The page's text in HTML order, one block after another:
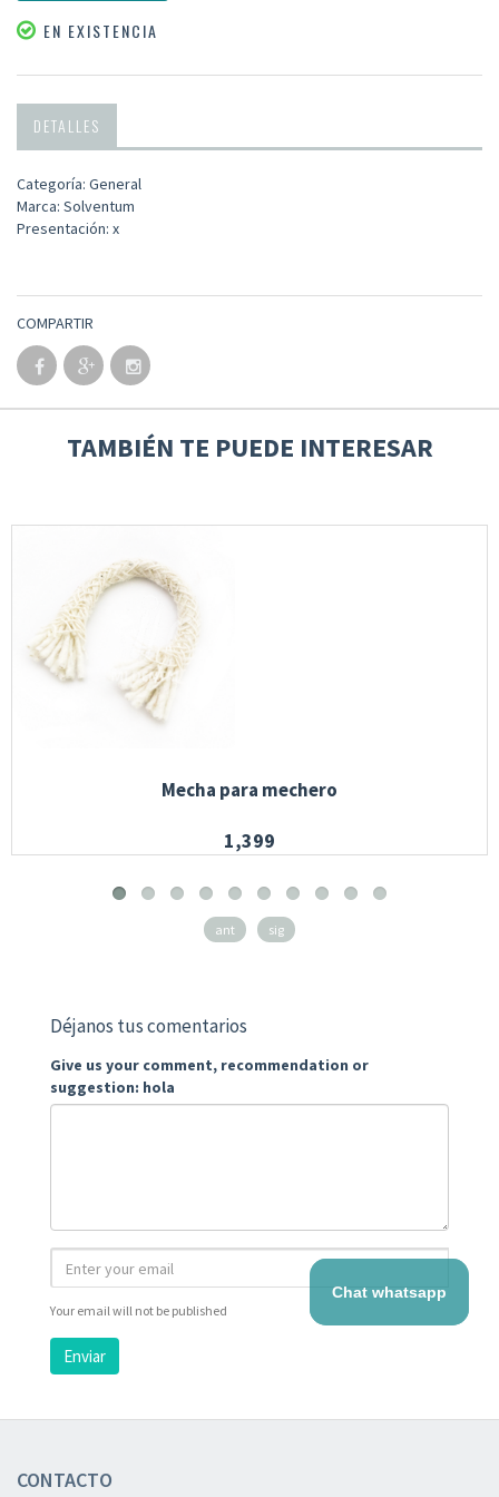
EN EXISTENCIA
DETALLES
Categoría: General
Marca: Solventum
Presentación: x
COMPARTIR
TAMBIÉN TE PUEDE INTERESAR
Mecha para mechero
1,399
ant sig
Déjanos tus comentarios
Give us your comment, recommendation or
suggestion: hola
Your email will not be published
Enviar
CONTACTO
Chat whatsapp